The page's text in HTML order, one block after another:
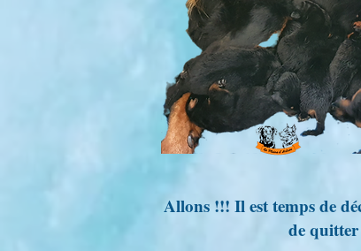
Allons !!! Il est temps de
de